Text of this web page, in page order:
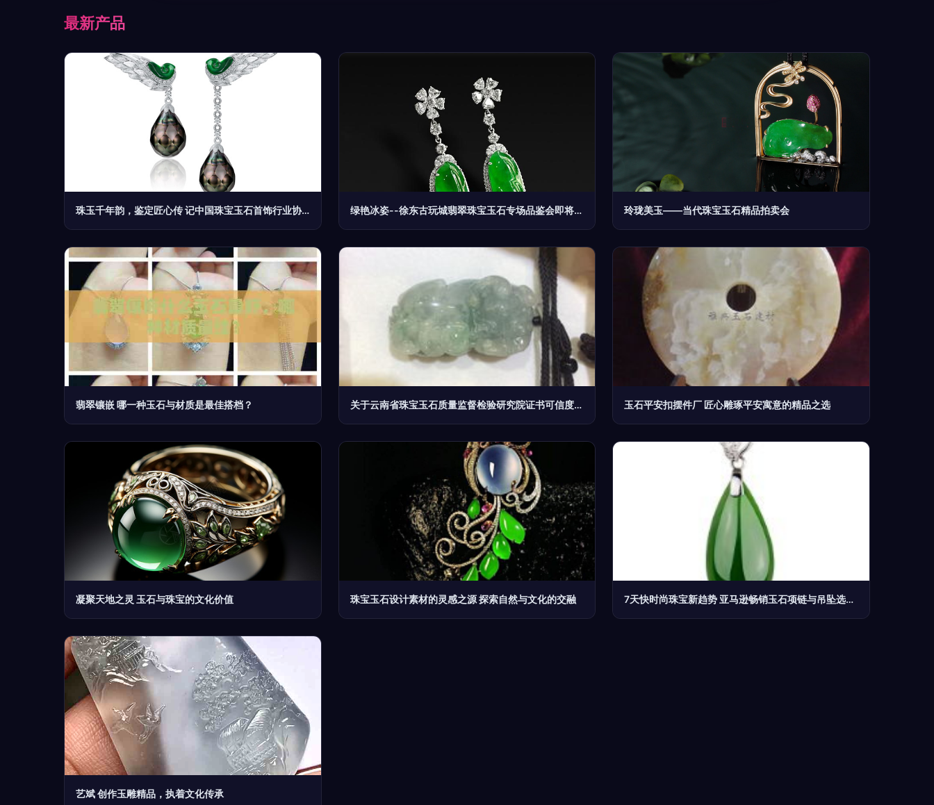
最新产品
珠玉千年韵，鉴定匠心传 记中国珠宝玉石首饰行业协会的角色与担当 绿艳冰姿--徐东古玩城翡翠珠宝玉石专场品鉴会即将燃爆春日 玲珑美玉——当代珠宝玉石精品拍卖会
翡翠镶嵌 哪一种玉石与材质是最佳搭档？ 关于云南省珠宝玉石质量监督检验研究院证书可信度的分析 玉石平安扣摆件厂 匠心雕琢平安寓意的精品之选
凝聚天地之灵 玉石与珠宝的文化价值 珠宝玉石设计素材的灵感之源 探索自然与文化的交融 7天快时尚珠宝新趋势 亚马逊畅销玉石项链与吊坠选购指南
艺斌 创作玉雕精品，执着文化传承